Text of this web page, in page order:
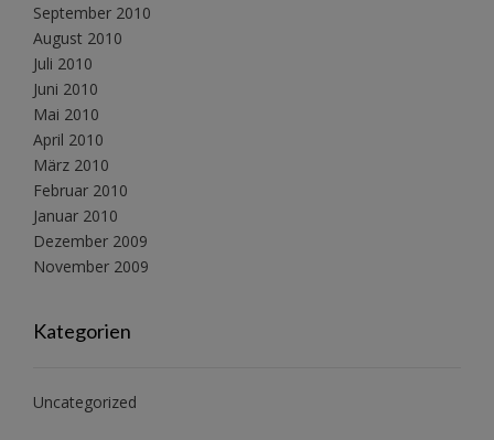
September 2010
August 2010
Juli 2010
Juni 2010
Mai 2010
April 2010
März 2010
Februar 2010
Januar 2010
Dezember 2009
November 2009
Kategorien
Uncategorized